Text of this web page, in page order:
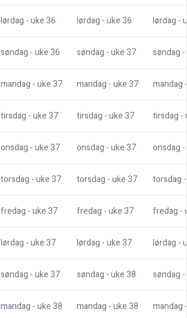
lørdag - uke36 lørdag - uke36 lørdag -
søndag - uke36 søndag - uke37 søndag
mandag - uke37 mandag - uke37 mandag
tirsdag - uke37 tirsdag - uke37 tirsdag -
onsdag - uke37 onsdag - uke37 onsdag
torsdag - uke37 torsdag - uke37 torsdag
fredag - uke37 fredag - uke37 fredag -
lørdag - uke37 lørdag - uke37 lørdag -
søndag - uke37 søndag - uke38 søndag
mandag - uke38 mandag - uke38 mandag